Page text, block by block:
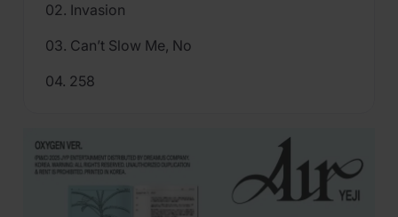
02. Invasion
03. Can’t Slow Me, No
04. 258